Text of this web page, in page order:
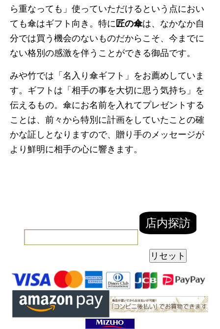
ら重なっても」使っていただけるという点におい
ても傘はギフト向き。特に 匠の傘は、なかなか自
分では買う機会のないものだからこそ、今までに
ない格別の感激を伴うことができる御品です。
みや竹では「名入り傘ギフト」をお薦めしていま
す。ギフトは「相手の事を大切に思う気持ち」を
伝えるもの。傘にお名前を入れてプレゼントする
ことは、前々から特別に計画をしていたことの確
かな証しとなりますので、贈り手のメッセージが
より鮮明に相手の心に響きます。